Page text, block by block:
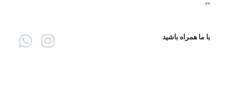
"
"
با ما همراه باشید